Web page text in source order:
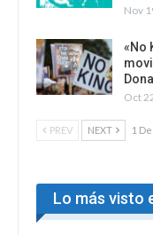
Nov
«No
Oct
PREV NEXT 1
Lo más visto